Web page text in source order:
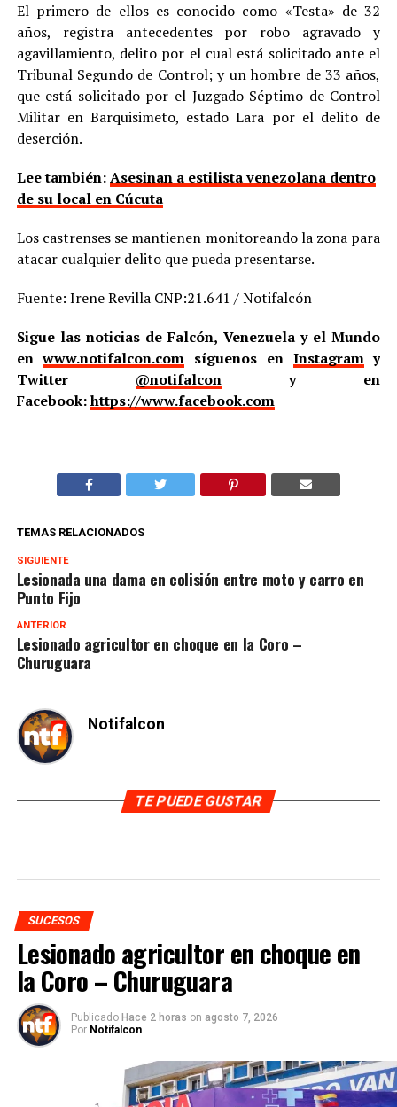
El primero de ellos es conocido como «Testa» de 32
años, registra antecedentes por robo agravado y
agavillamiento, delito por el cual está solicitado ante el
Tribunal Segundo de Control; y un hombre de 33 años,
que está solicitado por el Juzgado Séptimo de Control
Militar en Barquisimeto, estado Lara por el delito de
deserción.
Lee también:Asesinan a estilista venezolana dentro
de su local en Cúcuta
Los castrenses se mantienen monitoreando la zona para
atacar cualquier delito que pueda presentarse.
Fuente: Irene Revilla CNP:21.641 / Notifalcón
Sigue las noticias de Falcón, Venezuela y el Mundo
enwww.notifalcon.com síguenos en Instagramy
Twitter @notifalcony en
Facebook:https://www.facebook.com
TEMAS RELACIONADOS
SIGUIENTE
Lesionada una dama en colisión entre moto y carro en
Punto Fijo
ANTERIOR
Lesionado agricultor en choque en la Coro –
Churuguara
Notifalcon
TE PUEDE GUSTAR
SUCESOS
Lesionado agricultor en choque en
la Coro – Churuguara
Publicado Hace 2 horas on agosto 7, 2026
Por Notifalcon